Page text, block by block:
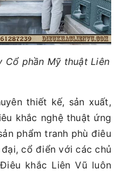
Cổ phần Mỹ thuật Liên
thiết kế, sản xuất,
khắc nghệ thuật ứng
phẩm tranh phù điêu
cổ điển với các chủ
khắc Liên Vũ luôn